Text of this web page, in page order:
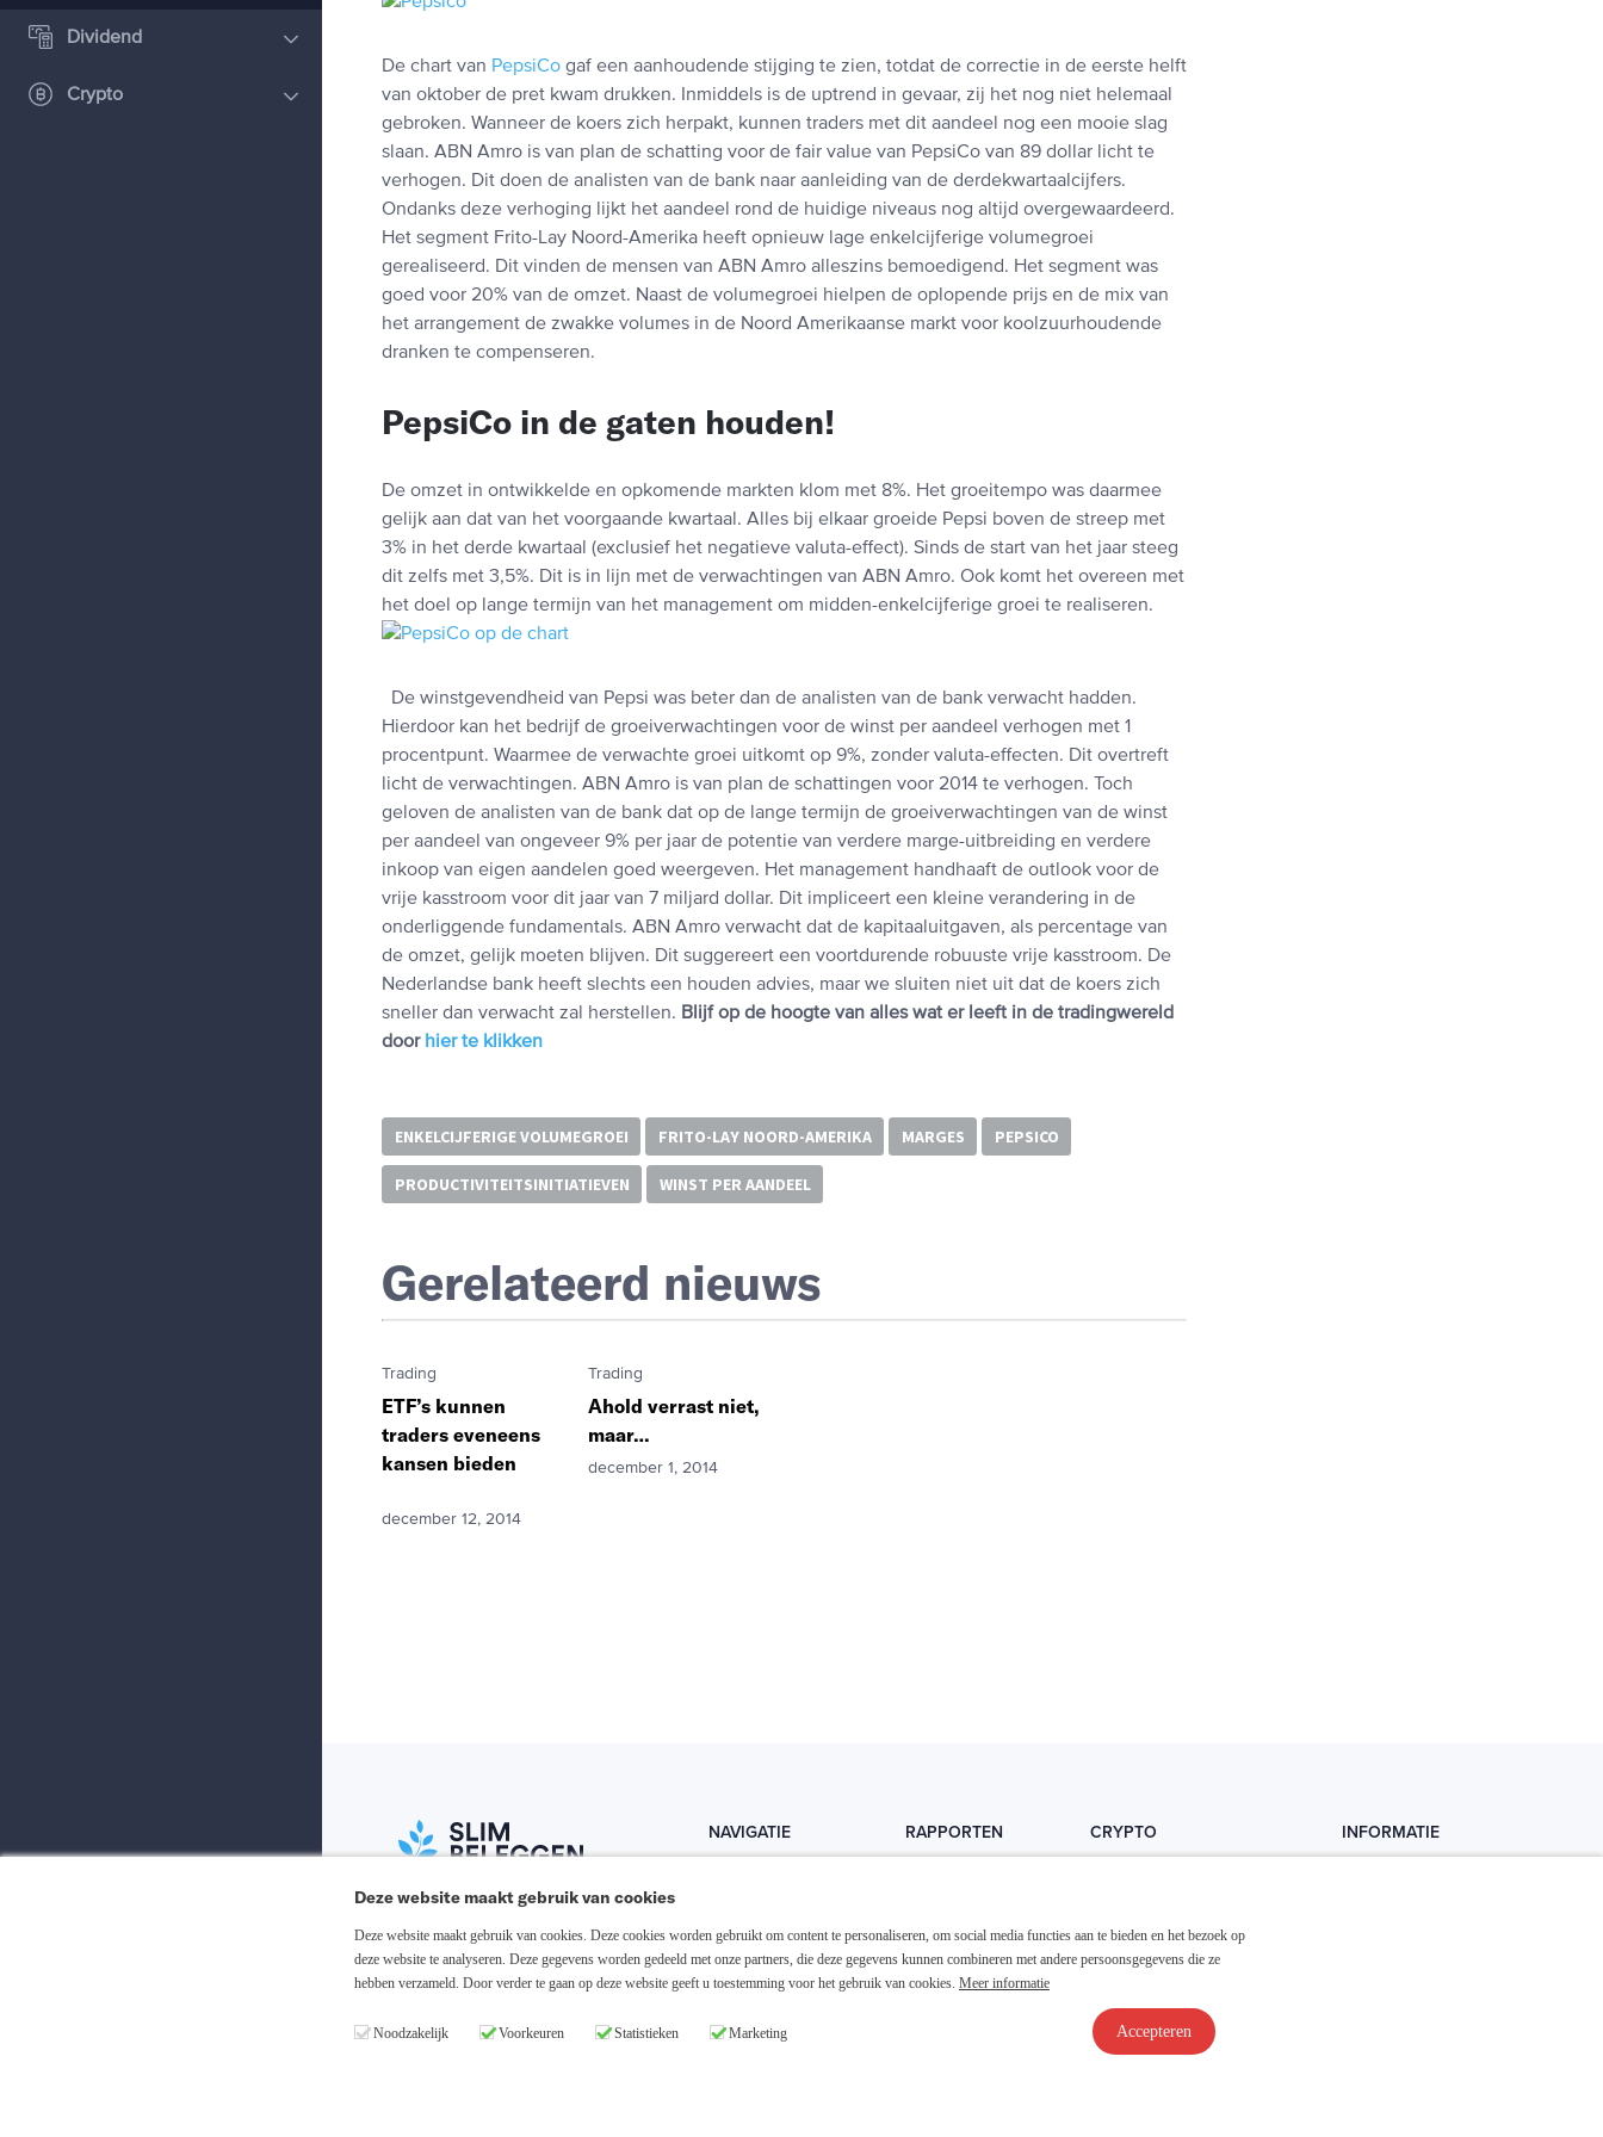
Dividend
Crypto
De chart van PepsiCo gaf een aanhoudende stijging te zien, totdat de correctie in de eerste helft
van oktober de pret kwam drukken. Inmiddels is de uptrend in gevaar, zij het nog niet helemaal
gebroken. Wanneer de koers zich herpakt, kunnen traders met dit aandeel nog een mooie slag
slaan. ABN Amro is van plan de schatting voor de fair value van PepsiCo van 89 dollar licht te
verhogen. Dit doen de analisten van de bank naar aanleiding van de derdekwartaalcijfers.
Ondanks deze verhoging lijkt het aandeel rond de huidige niveaus nog altijd overgewaardeerd.
Het segment Frito-Lay Noord-Amerika heeft opnieuw lage enkelcijferige volumegroei
gerealiseerd. Dit vinden de mensen van ABN Amro alleszins bemoedigend. Het segment was
goed voor 20% van de omzet. Naast de volumegroei hielpen de oplopende prijs en de mix van
het arrangement de zwakke volumes in de Noord Amerikaanse markt voor koolzuurhoudende
dranken te compenseren.
PepsiCo in de gaten houden!
De omzet in ontwikkelde en opkomende markten klom met 8%. Het groeitempo was daarmee
gelijk aan dat van het voorgaande kwartaal. Alles bij elkaar groeide Pepsi boven de streep met
3% in het derde kwartaal (exclusief het negatieve valuta-effect). Sinds de start van het jaar steeg
dit zelfs met 3,5%. Dit is in lijn met de verwachtingen van ABN Amro. Ook komt het overeen met
het doel op lange termijn van het management om midden-enkelcijferige groei te realiseren.
De winstgevendheid van Pepsi was beter dan de analisten van de bank verwacht hadden.
Hierdoor kan het bedrijf de groeiverwachtingen voor de winst per aandeel verhogen met 1
procentpunt. Waarmee de verwachte groei uitkomt op 9%, zonder valuta-effecten. Dit overtreft
licht de verwachtingen. ABN Amro is van plan de schattingen voor 2014 te verhogen. Toch
geloven de analisten van de bank dat op de lange termijn de groeiverwachtingen van de winst
per aandeel van ongeveer 9% per jaar de potentie van verdere marge-uitbreiding en verdere
inkoop van eigen aandelen goed weergeven. Het management handhaaft de outlook voor de
vrije kasstroom voor dit jaar van 7 miljard dollar. Dit impliceert een kleine verandering in de
onderliggende fundamentals. ABN Amro verwacht dat de kapitaaluitgaven, als percentage van
de omzet, gelijk moeten blijven. Dit suggereert een voortdurende robuuste vrije kasstroom. De
Nederlandse bank heeft slechts een houden advies, maar we sluiten niet uit dat de koers zich
sneller dan verwacht zal herstellen. Blijf op de hoogte van alles wat er leeft in de tradingwereld
door hier te klikken
ENKELCIJFERIGE VOLUMEGROEI FRITO-LAY NOORD-AMERIKA MARGES PEPSICO
PRODUCTIVITEITSINITIATIEVEN WINST PER AANDEEL
Gerelateerd nieuws
Trading
ETF’s kunnen
traders eveneens
kansen bieden
december 12, 2014
Trading
Ahold verrast niet,
maar…
december 1, 2014
NAVIGATIE
Media links
RAPPORTEN
Dividend
CRYPTO
Crypto koopgids
INFORMATIE
Deze website maakt gebruik van cookies
Deze website maakt gebruik van cookies. Deze cookies worden gebruikt om content te personaliseren, om social media functies aan te bieden en het bezoek op
deze website te analyseren. Deze gegevens worden gedeeld met onze partners, die deze gegevens kunnen combineren met andere persoonsgegevens die ze
hebben verzameld. Door verder te gaan op deze website geeft u toestemming voor het gebruik van cookies. Meer informatie
Noodzakelijk Voorkeuren Statistieken Marketing Accepteren